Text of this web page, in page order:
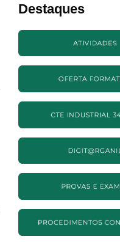
Destaques